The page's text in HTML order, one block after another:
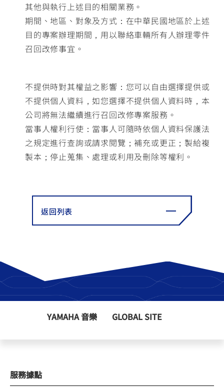
其他與執行上述目的相關業務。
期間、地區、對象及方式：在中華民國地區於上述
目的專案辦理期間，用以聯絡車輛所有人辦理零件
召回改修事宜。
不提供時對其權益之影響：您可以自由選擇提供或
不提供個人資料，如您選擇不提供個人資料時，本
公司將無法繼續進行召回改修專案服務。
當事人權利行使：當事人可隨時依個人資料保護法
之規定進行查詢或請求閱覽；補充或更正；製給複
製本；停止蒐集、處理或利用及刪除等權利。
返回列表
YAMAHA 音樂 GLOBAL SITE
服務據點